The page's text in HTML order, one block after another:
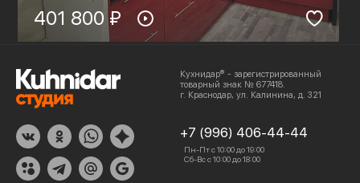
401 800 ₽
Кухнидар® - зарегистрированный
товарный знак № 677418.
г. Краснодар, ул. Калинина, д. 321
+7 (996) 406-44-44
Пн-Пт с 10:00 до 19:00
Сб-Вс с 10:00 до 18:00